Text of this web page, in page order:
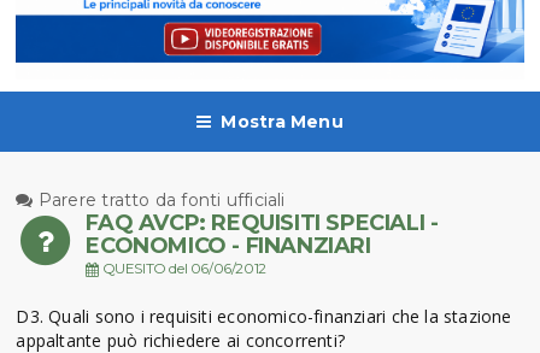
Mostra Menu
Parere tratto da fonti ufficiali
FAQ AVCP: REQUISITI SPECIALI -
ECONOMICO - FINANZIARI
QUESITO del 06/06/2012
D3. Quali sono i requisiti economico-finanziari che la stazione
appaltante può richiedere ai concorrenti?